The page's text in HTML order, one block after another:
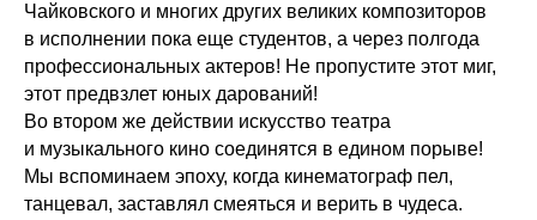
Чайковского и многих других великих композиторов
в исполнении пока еще студентов, а через полгода
профессиональных актеров! Не пропустите этот миг,
этот предвзлет юных дарований!
Во втором же действии искусство театра
и музыкального кино соединятся в едином порыве!
Мы вспоминаем эпоху, когда кинематограф пел,
танцевал, заставлял смеяться и верить в чудеса.